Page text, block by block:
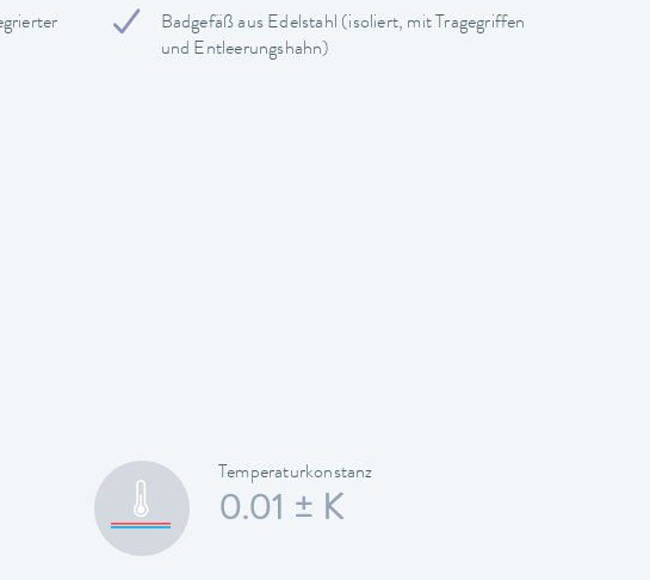
Badgefäß aus Edelstahl (isoliert, mit Tragegriffen
und Entleerungshahn)
Temperaturkonstanz
0.01 ± K